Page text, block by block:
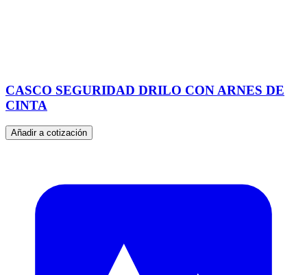
CASCO SEGURIDAD DRILO CON ARNES DE
CINTA
Añadir a cotización